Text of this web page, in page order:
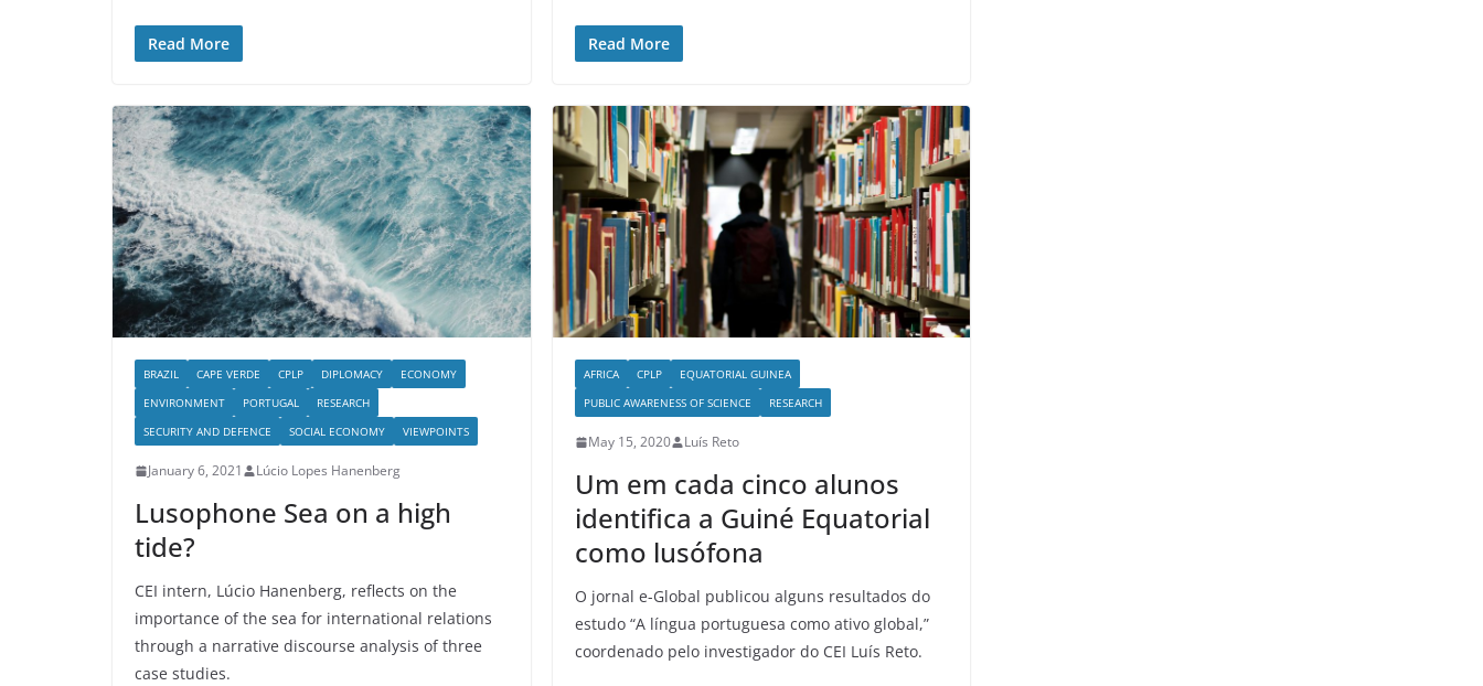
Read More Read More
BRAZIL CAPE VERDE CPLP DIPLOMACY
ECONOMY
ENVIRONMENT
PORTUGAL
RESEARCH
SECURITY AND DEFENCE
SOCIAL ECONOMY VIEWPOINTS
January 6, 2021 Lúcio Lopes Hanenberg
Lusophone Sea on a high
tide?
CEI intern, Lúcio Hanenberg, reflects on the
importance of the sea for international relations
through a narrative discourse analysis of three
case studies.
AFRICA CPLP
EQUATORIAL GUINEA
PUBLIC AWARENESS OF SCIENCE
RESEARCH
May 15, 2020 Luís Reto
Um em cada cinco alunos
identifica a Guiné Equatorial
como lusófona
O jornal e-Global publicou alguns resultados do
estudo “A língua portuguesa como ativo global,”
coordenado pelo investigador do CEI Luís Reto.